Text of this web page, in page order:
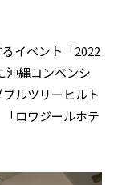
イベント「2022
沖縄コンベンシ
ルツリーヒルト
ロワジールホテ